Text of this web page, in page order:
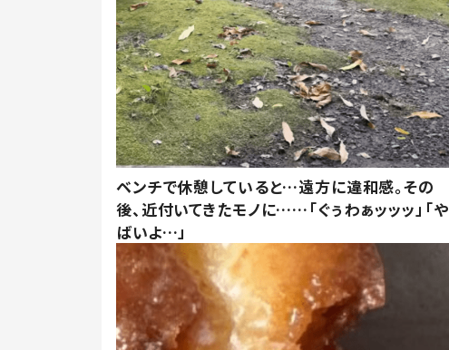
ベンチで休憩していると…遠方に違和感。その
後、近付いてきたモノに……「ぐぅわぁッッッ」「や
ばいよ…」